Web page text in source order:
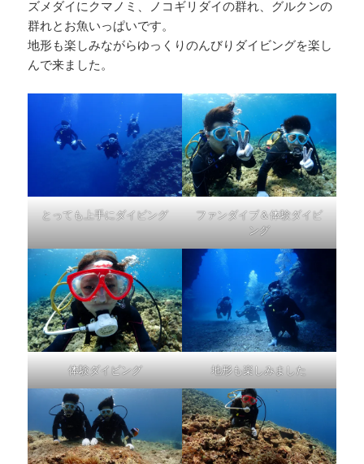
ズメダイにクマノミ、ノコギリダイの群れ、グルクンの
群れとお魚いっぱいです。
地形も楽しみながらゆっくりのんびりダイビングを楽し
んで来ました。
とっても上手にダイビング
ファンダイブ＆体験ダイビ
ング
体験ダイビング 地形も楽しみました